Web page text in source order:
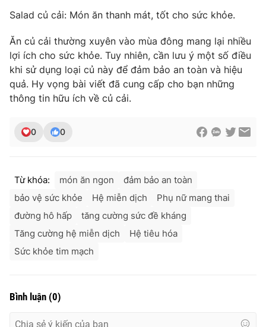
Salad củ cải: Món ăn thanh mát, tốt cho sức khỏe.
Ăn củ cải thường xuyên vào mùa đông mang lại nhiều
lợi ích cho sức khỏe. Tuy nhiên, cần lưu ý một số điều
khi sử dụng loại củ này để đảm bảo an toàn và hiệu
quả. Hy vọng bài viết đã cung cấp cho bạn những
thông tin hữu ích về củ cải.
0 0
Từ khóa: món ăn ngon
đảm bảo an toàn
bảo vệ sức khỏe
Hệ miễn dịch
Phụ nữ mang thai
đường hô hấp
tăng cường sức đề kháng
Tăng cường hệ miễn dịch
Hệ tiêu hóa
Sức khỏe tim mạch
Bình luận (0)